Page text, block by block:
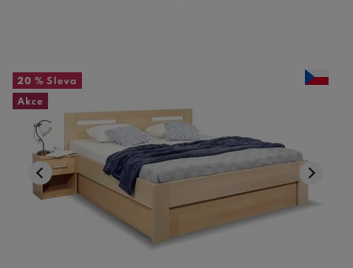
20 % Sleva
Akce